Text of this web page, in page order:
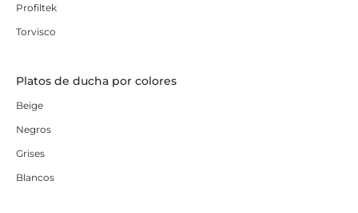
Profiltek
Torvisco
Platos de ducha por colores
Beige
Negros
Grises
Blancos